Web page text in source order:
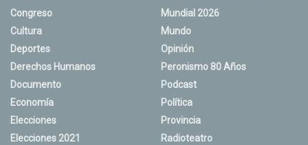
Congreso
Cultura
Deportes
Derechos Humanos
Documento
Economía
Elecciones
Elecciones 2021
Mundial 2026
Mundo
Opinión
Peronismo 80 Años
Podcast
Política
Provincia
Radioteatro